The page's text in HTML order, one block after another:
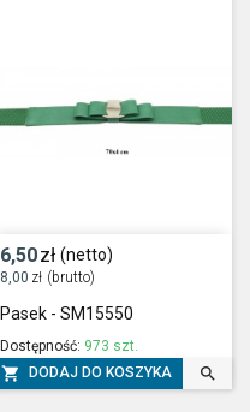
6,50zł (netto)
8,00 zł (brutto)
Pasek - SM15550
Dostępność: 973 szt.
 DODAJ DO KOSZYKA 